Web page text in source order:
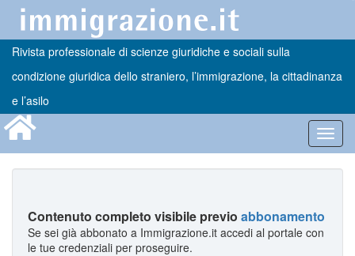
Rivista professionale di scienze giuridiche e sociali sulla
condizione giuridica dello straniero, l’immigrazione, la cittadinanza
e l’asilo
Contenuto completo visibile previo abbonamento
Se sei già abbonato a Immigrazione.it accedi al portale con
le tue credenziali per proseguire.